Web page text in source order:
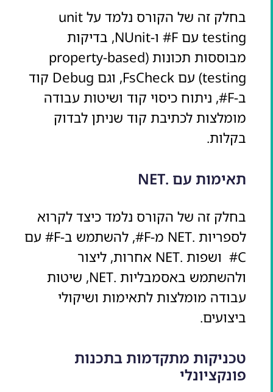
בחלק זה של הקורס נלמד על unit
testing עם F# ו-NUnit, בדיקות
מבוססות תכונות (property-based
testing) עם FsCheck, וגם Debug קוד
ב-F#, ניתוח כיסוי קוד ושיטות עבודה
מומלצות לכתיבת קוד שניתן לבדוק
בקלות.
תאימות עם .NET
בחלק זה של הקורס נלמד כיצד לקרוא
לספריות .NET מ-F#, להשתמש ב-F# עם
C# ושפות .NET אחרות, ליצור
ולהשתמש באסמבליות .NET, שיטות
עבודה מומלצות לתאימות ושיקולי
ביצועים.
טכניקות מתקדמות בתכנות
פונקציונלי